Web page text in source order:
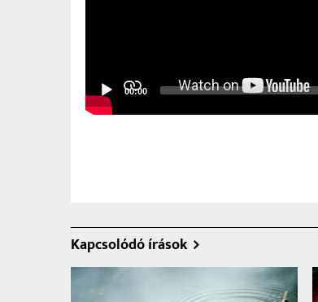
00:00
Kapcsolódó írások